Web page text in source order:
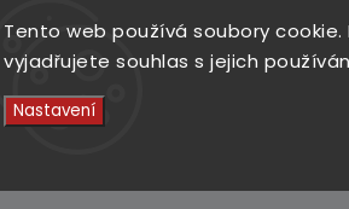
Tento web používá soubory
vyjadřujete souhlas s jejich
Nastavení
DISKUZE
COAT GRAPHENE PRO
NA BÁZI GRAFÍNU